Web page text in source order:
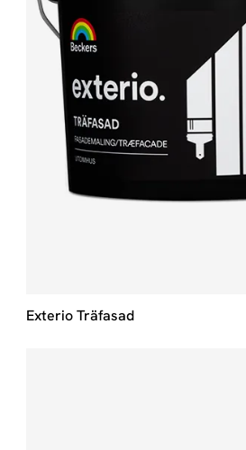
Exterio Träfasad